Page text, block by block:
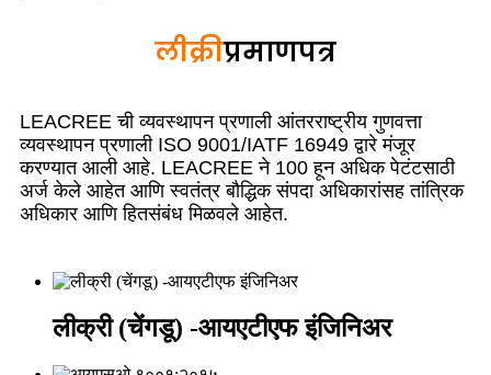
लीक्रीप्रमाणपत्र
LEACREE ची व्यवस्थापन प्रणाली आंतरराष्ट्रीय गुणवत्ता
व्यवस्थापन प्रणाली ISO 9001/IATF 16949 द्वारे मंजूर
करण्यात आली आहे. LEACREE ने 100 हून अधिक पेटंटसाठी
अर्ज केले आहेत आणि स्वतंत्र बौद्धिक संपदा अधिकारांसह तांत्रिक
अधिकार आणि हितसंबंध मिळवले आहेत.
लीक्री (चेंगडू) -आयएटीएफ इंजिनिअर